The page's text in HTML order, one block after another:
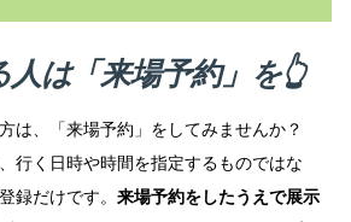
人は「来場予約」を👆
は、「来場予約」をしてみませんか？
行く日時や時間を指定するものではな
録だけです。 来場予約をしたうえで展示